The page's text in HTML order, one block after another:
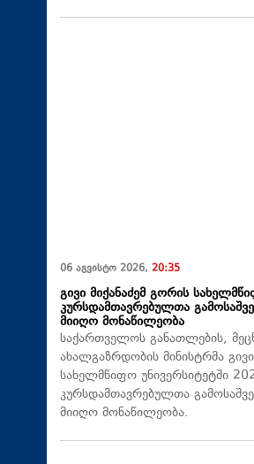
06 აგვისტო 2026, 20:35
გივი მიქანაძემ გორის
კურსდამთავრებულთა
მიიღო მონაწილეობა
საქართველოს განათლების,
ახალგაზრდობის მინისტრმა
სახელმწიფო უნივერსიტეტში
კურსდამთავრებულთა
მიიღო მონაწილეობა.